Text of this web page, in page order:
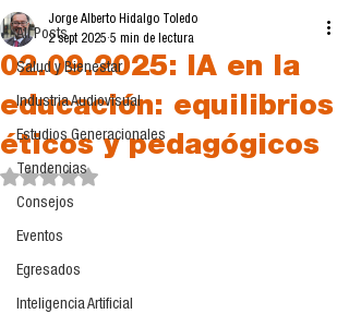
All Posts
Salud y Bienestar
Industria Audiovisual
Estudios Generacionales
Tendencias
Consejos
Eventos
Egresados
Inteligencia Artificial
02.09.2025: IA en la
educación: equilibrios
éticos y pedagógicos
Jorge Alberto Hidalgo Toledo
2 sept 2025 5 min de lectura
Obtuvo NaN de 5 estrellas.